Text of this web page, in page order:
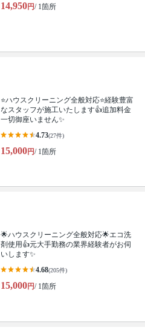
14,950円/ 1箇所
⭐ハウスクリーニング全般対応⭐経験豊富
なスタッフが施工いたします👍追加料金
一切御座いません✨
4.73(27件)
15,000円/ 1箇所
🌟ハウスクリーニング全般対応🌟エコ洗
剤使用👍元大手勤務の業界経験者がお伺
いします✨
4.68(205件)
15,000円/ 1箇所